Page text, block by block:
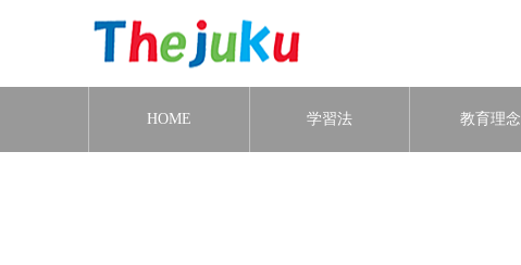
HOME 学習法 教育理念